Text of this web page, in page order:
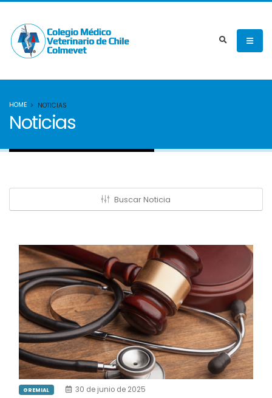
HOME NOTICIAS
Noticias
Buscar Noticia
GREMIAL 30 de junio de 2025